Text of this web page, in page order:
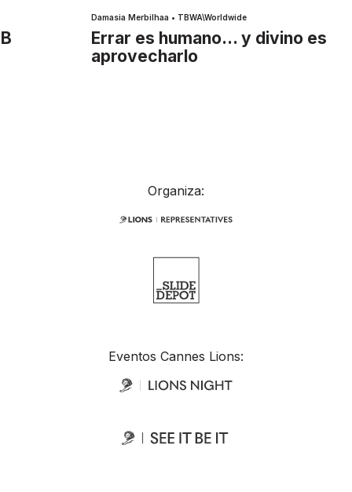
Damasia Merbilhaa • TBWA\Worldwide
Errar es humano… y divino es
aprovecharlo
Organiza:
Eventos Cannes Lions: